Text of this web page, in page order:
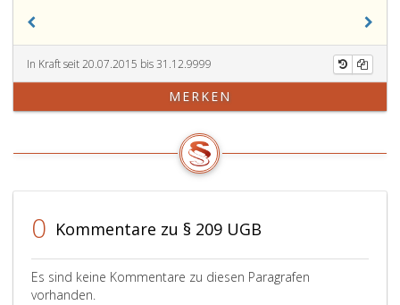
In Kraft seit 20.07.2015 bis 31.12.9999
MERKEN
0 Kommentare zu § 209 UGB
Es sind keine Kommentare zu diesen Paragrafen
vorhanden.